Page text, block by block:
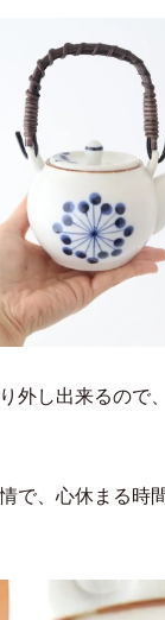
外し出来るので
で、心休まる時